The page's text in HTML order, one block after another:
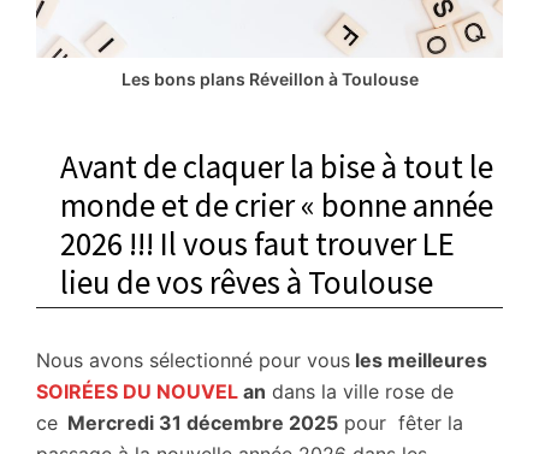
Les bons plans Réveillon à Toulouse
Avant de claquer la bise à tout le
monde et de crier « bonne année
2026 !!! Il vous faut trouver LE
lieu de vos rêves à Toulouse
Nous avons sélectionné pour vous les meilleures
SOIRÉES DU NOUVEL an dans la ville rose de
ce Mercredi 31 décembre 2025 pour fêter la